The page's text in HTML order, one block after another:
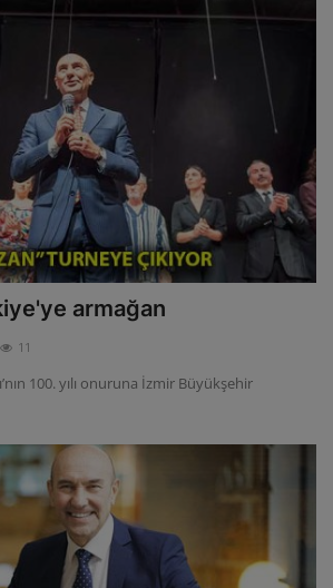
armağan
11
100. yılı onuruna İzmir Büyükşehir